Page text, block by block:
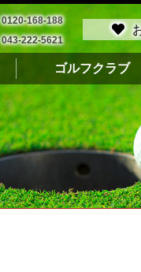
0120-168-188
043-222-5621
ゴルフクラブ